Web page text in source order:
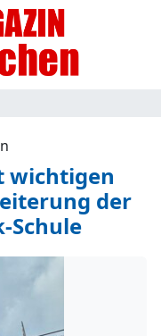
wichtigen
der
Schule